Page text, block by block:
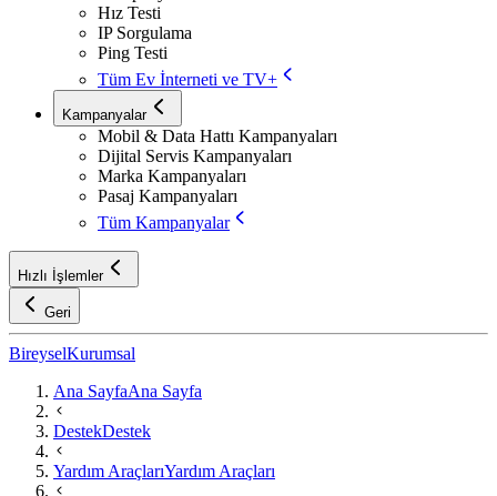
Hız Testi
IP Sorgulama
Ping Testi
Tüm Ev İnterneti ve TV+
Kampanyalar
Mobil & Data Hattı Kampanyaları
Dijital Servis Kampanyaları
Marka Kampanyaları
Pasaj Kampanyaları
Tüm Kampanyalar
Hızlı İşlemler
Geri
BireyselKurumsal
Ana SayfaAna Sayfa
DestekDestek
Yardım AraçlarıYardım Araçları